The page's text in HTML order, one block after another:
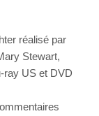
réalisé par
Stewart,
ray US et DVD